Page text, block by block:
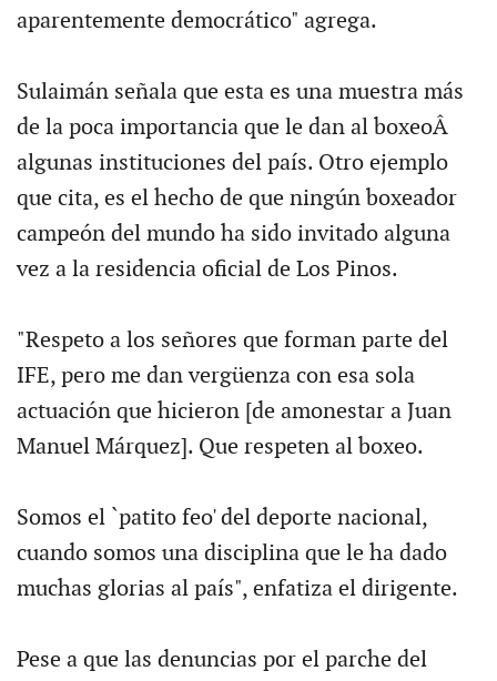
aparentemente democrático" agrega.
Sulaimán señala que esta es una muestra más
de la poca importancia que le dan al boxeoÂ
algunas instituciones del país. Otro ejemplo
que cita, es el hecho de que ningún boxeador
campeón del mundo ha sido invitado alguna
vez a la residencia oficial de Los Pinos.
"Respeto a los señores que forman parte del
IFE, pero me dan vergüenza con esa sola
actuación que hicieron [de amonestar a Juan
Manuel Márquez]. Que respeten al boxeo.
Somos el `patito feo' del deporte nacional,
cuando somos una disciplina que le ha dado
muchas glorias al país", enfatiza el dirigente.
Pese a que las denuncias por el parche del